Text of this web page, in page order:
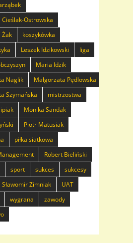
Cieślak-Ostrowska
Żak
koszykówka
Leszek Idzikowski
liga
Maria Idzik
Naglik
Małgorzata Pędlowska
Szymańska
mistrzostwa
Monika Sandak
Piotr Matusiak
piłka siatkowa
Robert Bieliński
sport sukces
sukcesy
Sławomir Zimniak
UAT
wygrana
zawody